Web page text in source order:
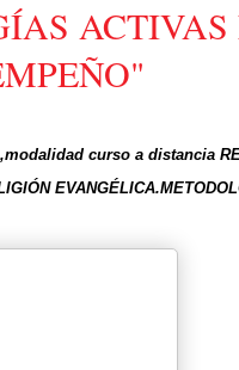
ACTIVAS
,modalidad curso a distancia